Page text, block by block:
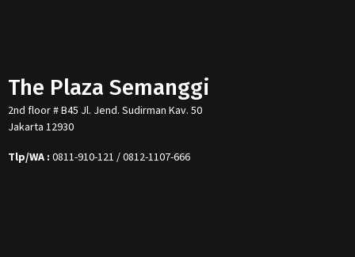
The Plaza Semanggi
2nd floor # B45 Jl. Jend. Sudirman Kav. 50
Jakarta 12930
Tlp/WA : 0811-910-121 / 0812-1107-666